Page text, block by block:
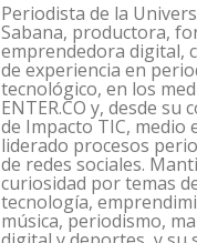
Periodista de la
Sabana, productora,
emprendedora digital,
de experiencia en
tecnológico, en los
ENTER.CO y, desde su
de Impacto TIC, medio
liderado procesos
de redes sociales.
curiosidad por temas
tecnología,
música, periodismo,